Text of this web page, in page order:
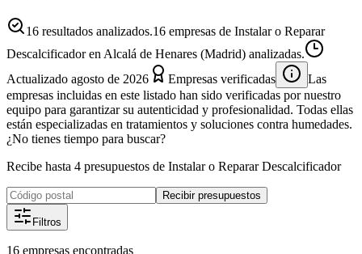
16 resultados analizados.16 empresas de Instalar o Reparar
Descalcificador en Alcalá de Henares (Madrid) analizadas.
Actualizado agosto de 2026 Empresas verificadas
Las
empresas incluidas en este listado han sido verificadas por nuestro
equipo para garantizar su autenticidad y profesionalidad. Todas ellas
están especializadas en tratamientos y soluciones contra humedades.
¿No tienes tiempo para buscar?
Recibe hasta 4 presupuestos de Instalar o Reparar Descalcificador
Recibir presupuestos
Filtros
16 empresas encontradas